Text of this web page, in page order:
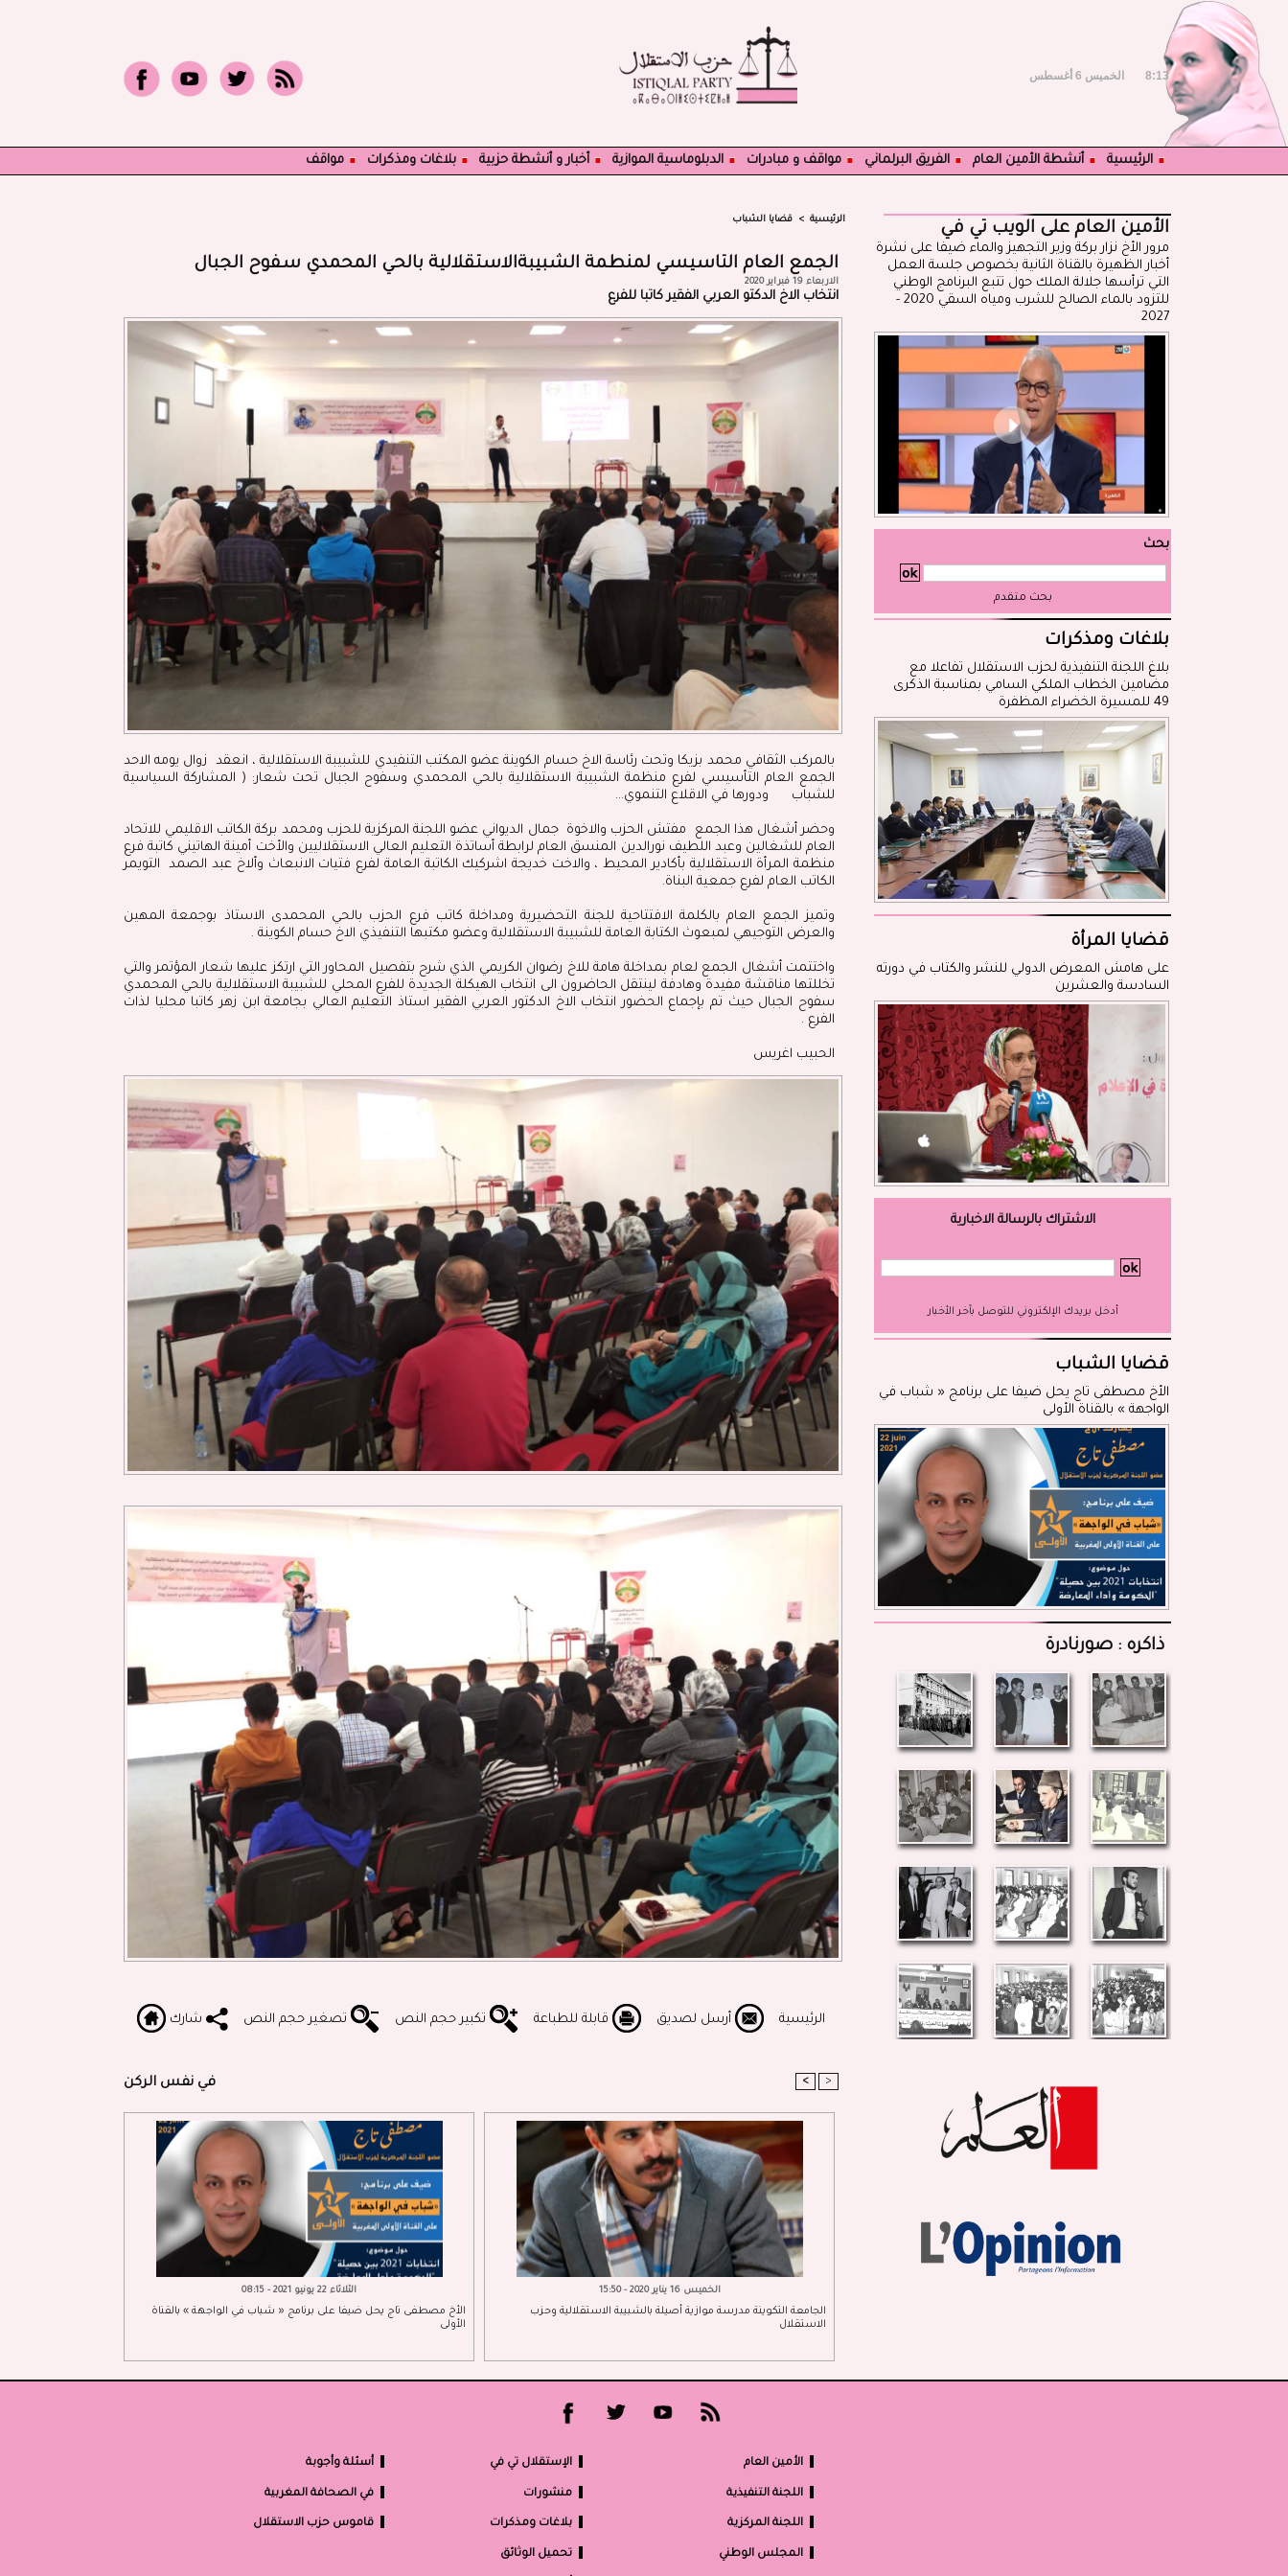
الخميس 6 أغسطس 8:13
الرئيسية أنشطة الأمين العام الفريق البرلماني مواقف و مبادرات الدبلوماسية الموازية أخبار و أنشطة حزبية بلاغات ومذكرات مواقف
الرئيسية > قضايا الشباب
الجمع العام التاسيسي لمنطمة الشبيبةالاستقلالية بالحي المحمدي سفوح الجبال
الاربعاء 19 فبراير 2020
انتخاب الاخ الدكتو العربي الفقير كاتبا للفرع
بالمركب الثقافي محمد بزيكا وتحت رئاسة الاخ حسام الكوينة عضو المكتب التنفيدي للشبيبة الاستقلالية ، انعقد زوال يومه الاحد
الجمع العام التأسيسي لفرع منظمة الشبيبة الاستقلالية بالحي المحمدي وسفوح الجبال تحت شعار: ( المشاركة السياسية
للشباب ودورها في الاقلاع التنموي...
وحضر أشغال هذا الجمع مفتش الحزب والاخوة جمال الديواني عضو اللجنة المركزية للحزب ومحمد بركة الكاتب الاقليمي للاتحاد
العام للشغالين وعبد اللطيف نورالدين المنسق العام لرابطة أساتذة التعليم العالي الاستقلاليين والأخت أمينة الهاتيني كاتبة فرع
منظمة المرأة الاستقلالية بأكادير المحيط ، والاخت خديجة اشركيك الكاتبة العامة لفرع فتيات الانبعاث وألاخ عبد الصمد التويمر
الكاتب العام لفرع جمعية البناة.
وتميز الجمع العام بالكلمة الافتتاحية للجنة التحضيرية ومداخلة كاتب فرع الحزب بالحي المحمدى الاستاذ بوجمعة المهين
والعرض التوجيهي لمبعوث الكتابة العامة للشبيبة الاستقلالية وعضو مكتبها التنفيذي الاخ حسام الكوينة .
واختتمت أشغال الجمع لعام بمداخلة هامة للاخ رضوان الكريمي الذي شرح بتفصيل المحاور التي ارتكز عليها شعار المؤتمر والتي
تخللتها مناقشة مفيدة وهادفة لينتقل الحاضرون الى انتخاب الهيكلة الجديدة للفرع المحلي للشبيبة الاستقلالية بالحي المحمدي
سفوح الجبال حيث تم بإجماع الحضور انتخاب الاخ الدكتور العربي الفقير استاذ التعليم العالي بجامعة ابن زهر كاتبا محليا لذات
الفرع .
الحبيب اغريس
الرئيسية أرسل لصديق قابلة للطباعة تكبير حجم النص تصغير حجم النص شارك
في نفس الركن < >
الثلاثاء 22 يونيو 2021 - 08:15
الأخ مصطفى تاج يحل ضيفا على برنامج « شباب في الواجهة » بالقناة
الأولى
الخميس 16 يناير 2020 - 15:50
الجامعة التكوينة مدرسة موازية أصيلة بالشبيبة الاستقلالية وحزب
الاستقلال
الأمين العام على الويب تي في
مرور الأخ نزار بركة وزير التجهيز والماء ضيفا على نشرة
أخبار الظهيرة بالقناة الثانية بخصوص جلسة العمل
التي ترأسها جلالة الملك حول تتبع البرنامج الوطني
للتزود بالماء الصالح للشرب ومياه السقي 2020 -
2027
بحث
بحث متقدم
بلاغات ومذكرات
بلاغ اللجنة التنفيذية لحزب الاستقلال تفاعلا مع
مضامين الخطاب الملكي السامي بمناسبة الذكرى
49 للمسيرة الخضراء المظفرة
قضايا المرأة
على هامش المعرض الدولي للنشر والكتاب في دورته
السادسة والعشرين
الاشتراك بالرسالة الاخبارية
أدخل بريدك الإلكتروني للتوصل بآخر الأخبار
قضايا الشباب
الأخ مصطفى تاج يحل ضيفا على برنامج « شباب في
الواجهة » بالقناة الأولى
ذاكره : صورنادرة
أسئلة وأجوبة
في الصحافة المغربية
قاموس حزب الاستقلال
الإستقلال تي في
منشورات
بلاغات ومذكرات
تحميل الوثائق
الأمين العام
اللجنة التنفيذية
اللجنة المركزية
المجلس الوطني